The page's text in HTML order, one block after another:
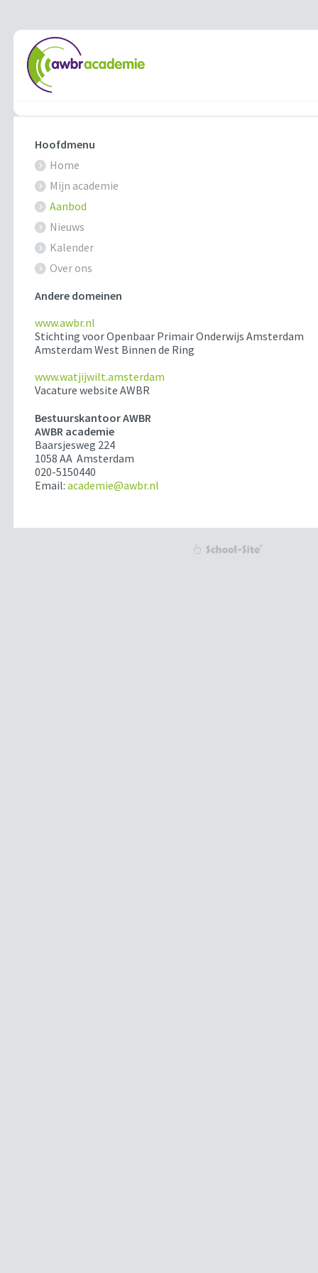
Hoofdmenu
Home
Mijn academie
Aanbod
Nieuws
Kalender
Over ons
Andere domeinen
www.awbr.nl
Stichting voor Openbaar Primair Onderwijs Amsterdam
Amsterdam West Binnen de Ring
www.watjijwilt.amsterdam
Vacature website AWBR
Bestuurskantoor AWBR
AWBR academie
Baarsjesweg 224
1058 AA Amsterdam
020-5150440
Email:academie@awbr.nl